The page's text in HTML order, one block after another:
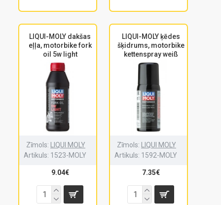
LIQUI-MOLY dakšas
eļļa, motorbike fork
oil 5w light
Zīmols:
LIQUI MOLY
Artikuls: 1523-MOLY
9.04€
LIQUI-MOLY ķēdes
šķidrums, motorbike
kettenspray weiß
Zīmols:
LIQUI MOLY
Artikuls: 1592-MOLY
7.35€